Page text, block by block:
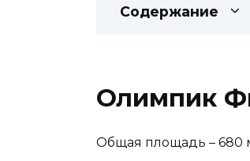
Содержание
Олимпик
Общая площадь – 680